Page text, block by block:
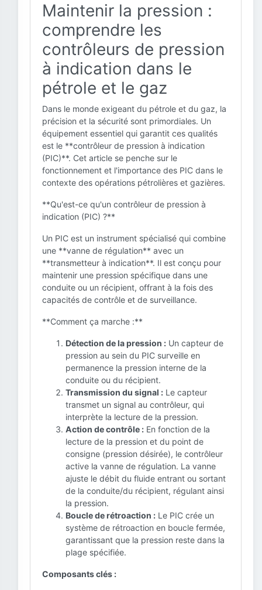
Maintenir la pression :
comprendre les
contrôleurs de pression
à indication dans le
pétrole et le gaz
Dans le monde exigeant du pétrole et du gaz, la
précision et la sécurité sont primordiales. Un
équipement essentiel qui garantit ces qualités
est le **contrôleur de pression à indication
(PIC)**. Cet article se penche sur le
fonctionnement et l'importance des PIC dans le
contexte des opérations pétrolières et gazières.
**Qu'est-ce qu'un contrôleur de pression à
indication (PIC) ?**
Un PIC est un instrument spécialisé qui combine
une **vanne de régulation** avec un
**transmetteur à indication**. Il est conçu pour
maintenir une pression spécifique dans une
conduite ou un récipient, offrant à la fois des
capacités de contrôle et de surveillance.
**Comment ça marche :**
Détection de la pression : Un capteur de
pression au sein du PIC surveille en
permanence la pression interne de la
conduite ou du récipient.
Transmission du signal : Le capteur
transmet un signal au contrôleur, qui
interprète la lecture de la pression.
Action de contrôle : En fonction de la
lecture de la pression et du point de
consigne (pression désirée), le contrôleur
active la vanne de régulation. La vanne
ajuste le débit du fluide entrant ou sortant
de la conduite/du récipient, régulant ainsi
la pression.
Boucle de rétroaction : Le PIC crée un
système de rétroaction en boucle fermée,
garantissant que la pression reste dans la
plage spécifiée.
Composants clés :